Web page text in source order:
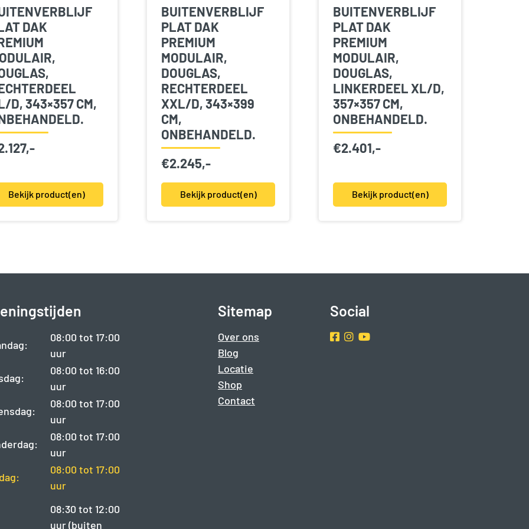
DAK
D, 343×357 CM,
Bekijk product(en)
BUITENVERBLIJF
PLAT DAK
PREMIUM
MODULAIR,
DOUGLAS,
RECHTERDEEL
XXL/D, 343×399
CM,
ONBEHANDELD.
€2.245,-
Bekijk product(en)
BUITENVERBLIJF
PLAT DAK
PREMIUM
MODULAIR,
DOUGLAS,
LINKERDEEL XL/D,
357×357 CM,
ONBEHANDELD.
€2.401,-
Bekijk product(en)
08:00 tot 17:00
uur
08:00 tot 16:00
uur
08:00 tot 17:00
uur
08:00 tot 17:00
uur
08:00 tot 17:00
uur
08:30 tot 12:00
uur (buiten
Sitemap
Over ons
Blog
Locatie
Shop
Contact
Social
Facebook
Instragram
Youtube